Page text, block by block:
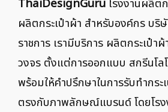
ThaiDesignGuruโรงงานผลิต
ผลิตกระเป๋าผ้า สำหรับองค์กร บริ
ราชการ เรามีบริการ ผลิตกระเป๋า
วงจร ตั้งแต่การออกแบบ สกรีนโล
พร้อมให้คำปรึกษาในการรับทำกระ
ตรงกับภาพลักษณ์แบรนด์ โดยโรง